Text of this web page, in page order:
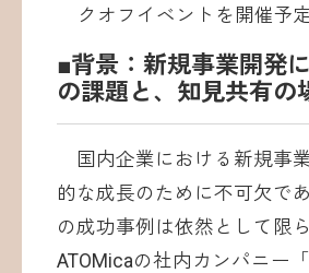
クオフイベントを開催予定
■背景：新規事業開発
の課題と、知見共有の
国内企業における新規事
的な成長のために不可欠で
の成功事例は依然として限
ATOMicaの社内カンパニー「